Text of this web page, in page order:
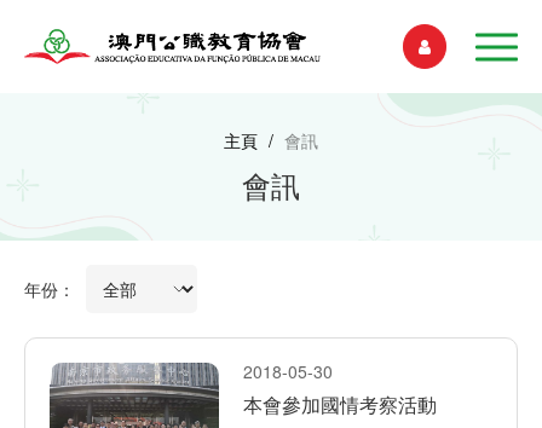
主頁 / 會訊
會訊
年份：
2018-05-30
本會參加國情考察活動